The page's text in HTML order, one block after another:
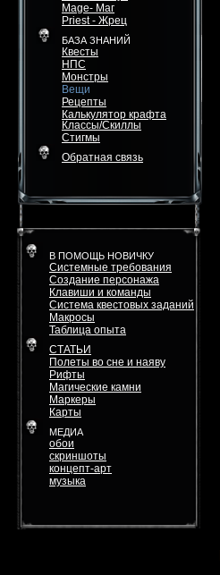
Mage- Маг
Priest - Жрец
БАЗА ЗНАНИЙ
Квесты
НПС
Монстры
Вещи
Рецепты
Калькулятор крафта
Классы/Скиллы
Стигмы
Обратная связь
В ПОМОЩЬ НОВИЧКУ
Системные требования
Создание персонажа
Клавиши и команды
Система квестовых заданий
Макросы
Таблица опыта
СТАТЬИ
Полеты во сне и наяву
Рифты
Магические камни
Маркеры
Карты
МЕДИА
обои
скриншоты
концепт-арт
музыка